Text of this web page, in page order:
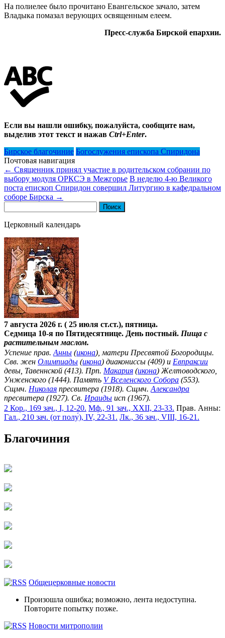
На полиелее было прочитано Евангельское зачало, затем
Владыка помазал верующих освященным елеем.
Пресс-служба Бирской епархии.
Если вы нашли ошибку, пожалуйста, сообщите нам,
выделив этот текст и нажав Ctrl+Enter.
Бирское благочиние Богослужения епископа Спиридона
Почтовая навигация
← Священник принял участие в родительском собрании по
выбору модуля ОРКСЭ в Межгорье В неделю 4-ю Великого
поста епископ Спиридон совершил Литургию в кафедральном
соборе Бирска →
Церковный календарь
7 августа 2026 г. ( 25 июля ст.ст.), пятница.
Седмица 10-я по Пятидесятнице. День постный. Пища с
растительным маслом.
Успение прав. Анны (икона), матери Пресвятой Богородицы.
Свв. жен Олимпиады (икона) диакониссы (409) и Евпраксии
девы, Тавеннской (413). Прп. Макария (икона) Желтоводского,
Унженского (1444). Память V Вселенского Собора (553).
Сщмч. Николая пресвитера (1918). Сщмч. Александра
пресвитера (1927). Св. Ираиды исп (1967).
2 Кор., 169 зач., I, 12-20. Мф., 91 зач., XXII, 23-33. Прав. Анны:
Гал., 210 зач. (от полу́), IV, 22-31. Лк., 36 зач., VIII, 16-21.
Благочиния
Общецерковные новости
Произошла ошибка; возможно, лента недоступна.
Повторите попытку позже.
Новости митрополии